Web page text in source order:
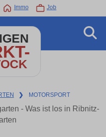
Immo Job
❯ MOTORSPORT
- Was ist los in Ribnitz-